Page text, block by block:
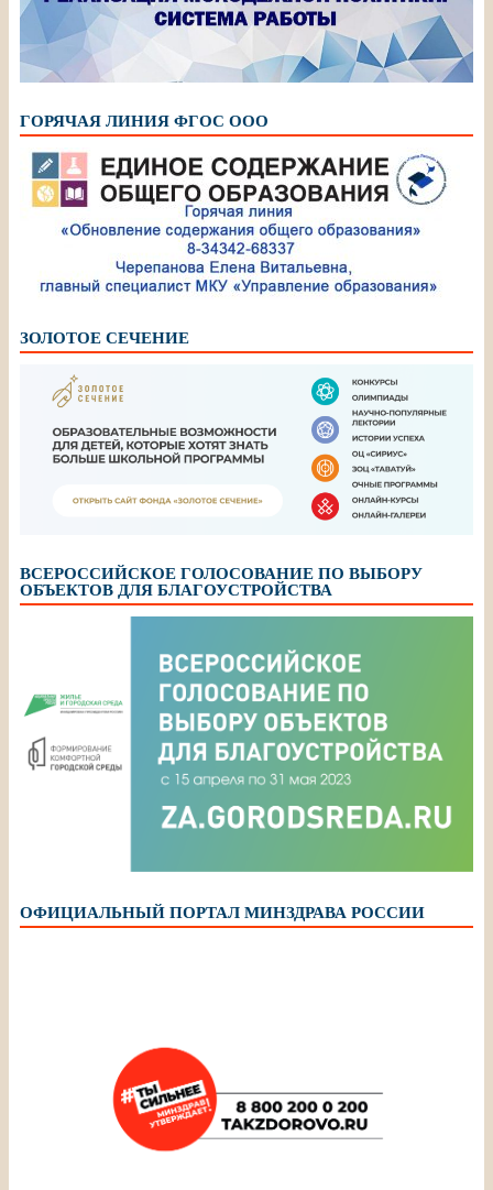
ГОРЯЧАЯ ЛИНИЯ ФГОС ООО
ЗОЛОТОЕ СЕЧЕНИЕ
ВСЕРОССИЙСКОЕ ГОЛОСОВАНИЕ ПО ВЫБОРУ
ОБЪЕКТОВ ДЛЯ БЛАГОУСТРОЙСТВА
ОФИЦИАЛЬНЫЙ ПОРТАЛ МИНЗДРАВА РОССИИ